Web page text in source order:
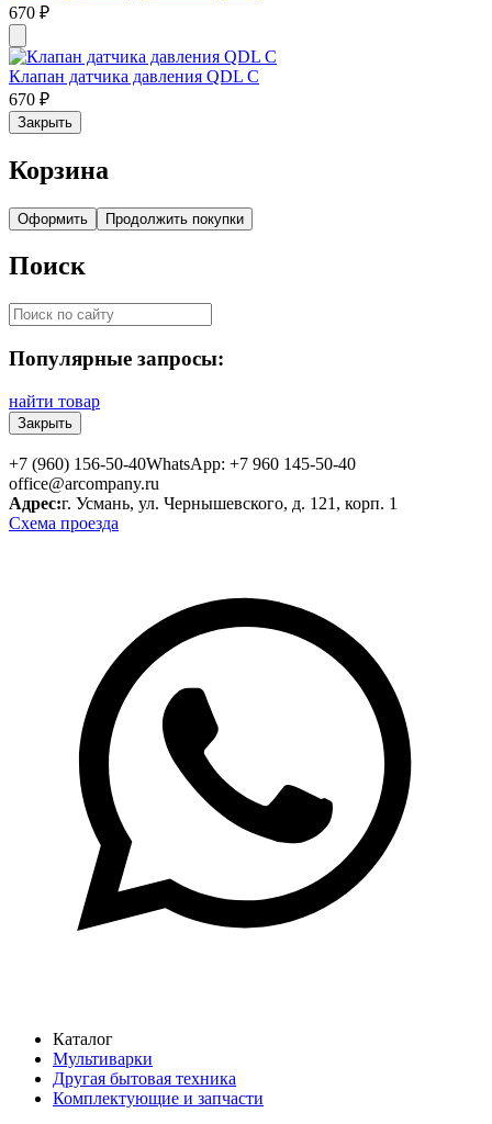
670 ₽
Клапан датчика давления QDL C
670 ₽
Закрыть
Корзина
Оформить Продолжить покупки
Поиск
Популярные запросы:
найти товар
Закрыть
+7 (960) 156-50-40WhatsApp: +7 960 145-50-40
office@arcompany.ru
Адрес:г. Усмань, ул. Чернышевского, д. 121, корп. 1
Схема проезда
Каталог
Мультиварки
Другая бытовая техника
Комплектующие и запчасти